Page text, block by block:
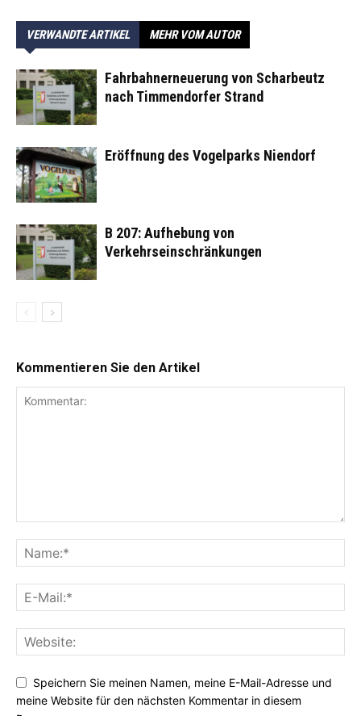
VERWANDTE ARTIKEL MEHR VOM AUTOR
Fahrbahnerneuerung von Scharbeutz
nach Timmendorfer Strand
Eröffnung des Vogelparks Niendorf
B 207: Aufhebung von
Verkehrseinschränkungen
Kommentieren Sie den Artikel
Speichern Sie meinen Namen, meine E-Mail-Adresse und
meine Website für den nächsten Kommentar in diesem